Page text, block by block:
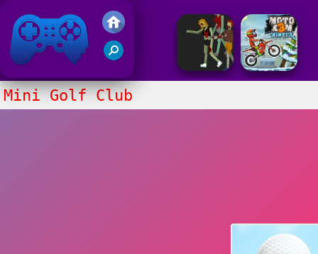
Juegos Friv 2020
Mini Golf Club